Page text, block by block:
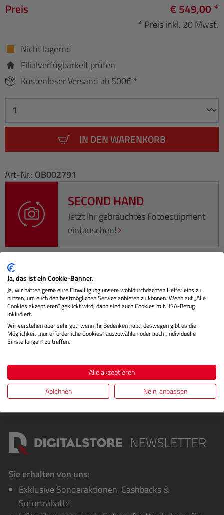
Preis € 549,00 *
* Preis inkl. 20 Mwst.
Nicht lagernd
Filialverfügbarkeit prüfen
Kostenloser Versand ab 500€ *
IN DEN WARENKORB
Art-Nr.: OB002791
SECOND HAND
Jetzt Ihr gebrauchtes Fotoequipment
eintauschen!
Beschreibung
Das Sigma Contemporary 45mm F2.8 DG DN ermöglicht
beeindruckende Bildergebnisse mit einem besonders
ausdrucksstarken Bokeh.…Mehr
Bewertungen
Sie erhalten von uns:
Exklusive Sonderaktionen, Cashbacks &
Sofortrabatte
Ja, das ist ein Cookie-Banner.
Ja, wir hätten gerne eure Einwilligung unsere wohldurchdachten Helferleins zu
nutzen, um euch den bestmöglichen Service anbieten zu können. Wenn auf „Alle
Cookies akzeptieren“ geklickt wird, dann sind auch Cookies mit USA-Bezug
inkludiert.
Wir verstehen aber sehr gut, wenn ihr Bedenken habt, deswegen gibt es die
Möglichkeit „nur erforderliche Cookies“ auszuwählen oder auch „Individuelle
Einstellungen“ zu treffen.
Alle akzeptieren
Ablehnen
Nein, anpassen